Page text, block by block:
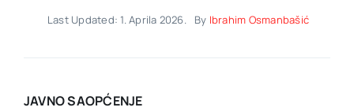
Last Updated: 1. Aprila 2026. By Ibrahim Osmanbašić
JAVNO SAOPĆENJE